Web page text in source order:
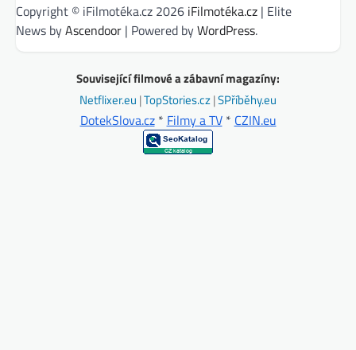
Copyright © iFilmotéka.cz 2026 iFilmotéka.cz | Elite
News byAscendoor | Powered byWordPress.
Související filmové a zábavní magazíny:
Netflixer.eu |TopStories.cz|SPříběhy.eu
DotekSlova.cz* Filmy a TV* CZIN.eu